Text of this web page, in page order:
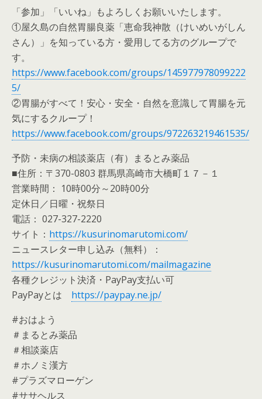
「参加」「いいね」もよろしくお願いいたします。
①屋久島の自然胃腸良薬「恵命我神散（けいめいがしん
さん）」を知っている方・愛用してる方のグループで
す。
https://www.facebook.com/groups/145977978099222
5/
②胃腸がすべて！安心・安全・自然を意識して胃腸を元
気にするクループ！
https://www.facebook.com/groups/972263219461535/
予防・未病の相談薬店（有）まるとみ薬品
■住所：〒370-0803 群馬県高崎市大橋町１７－１
営業時間： 10時00分～20時00分
定休日／日曜・祝祭日
電話： 027-327-2220
サイト： https://kusurinomarutomi.com/
ニュースレター申し込み（無料）：
https://kusurinomarutomi.com/mailmagazine
各種クレジット決済・PayPay支払い可
PayPayとは https://paypay.ne.jp/
#おはよう
＃まるとみ薬品
＃相談薬店
＃ホノミ漢方
#プラズマローゲン
#ササヘルス